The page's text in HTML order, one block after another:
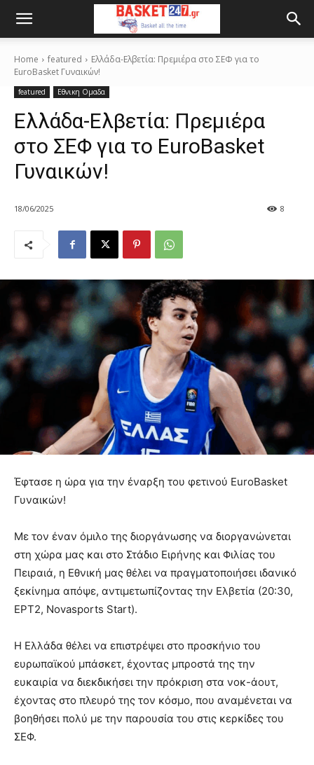
Home featured
Ελλάδα-Ελβετία: Πρεμιέρα στο ΣΕΦ για το
EuroBasket Γυναικών!
featured Εθνικη Ομαδα
Ελλάδα-Ελβετία: Πρεμιέρα
στο ΣΕΦ για το EuroBasket
Γυναικών!
18/06/2025 8
Έφτασε η ώρα για την έναρξη του φετινού EuroBasket
Γυναικών!
Με τον έναν όμιλο της διοργάνωσης να διοργανώνεται
στη χώρα μας και στο Στάδιο Ειρήνης και Φιλίας του
Πειραιά, η Εθνική μας θέλει να πραγματοποιήσει ιδανικό
ξεκίνημα απόψε, αντιμετωπίζοντας την Ελβετία (20:30,
ΕΡΤ2, Novasports Start).
Η Ελλάδα θέλει να επιστρέψει στο προσκήνιο του
ευρωπαϊκού μπάσκετ, έχοντας μπροστά της την
ευκαιρία να διεκδικήσει την πρόκριση στα νοκ-άουτ,
έχοντας στο πλευρό της τον κόσμο, που αναμένεται να
βοηθήσει πολύ με την παρουσία του στις κερκίδες του
ΣΕΦ.